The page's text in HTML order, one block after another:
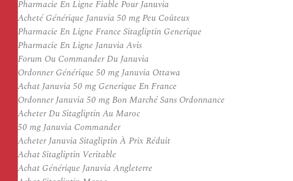
Pharmacie En Ligne Fiable Pour Januvia
Acheté Générique Januvia 50 mg Peu Coûteux
Pharmacie En Ligne France Sitagliptin Generique
Pharmacie En Ligne Januvia Avis
Forum Ou Commander Du Januvia
Ordonner Générique 50 mg Januvia Ottawa
Achat Januvia 50 mg Generique En France
Ordonner Januvia 50 mg Bon Marché Sans Ordonnance
Acheter Du Sitagliptin Au Maroc
50 mg Januvia Commander
Acheter Januvia Sitagliptin À Prix Réduit
Achat Sitagliptin Veritable
Achat Générique Januvia Angleterre